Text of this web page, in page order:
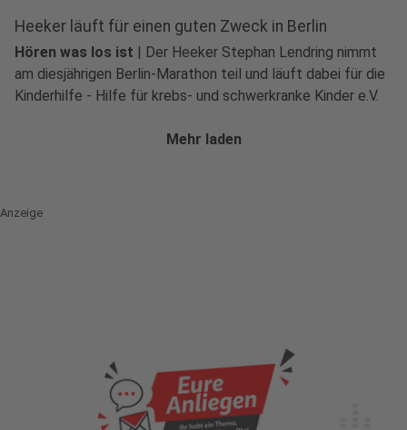
Heeker läuft für einen guten Zweck in Berlin
Hören was los ist | Der Heeker Stephan Lendring nimmt
am diesjährigen Berlin-Marathon teil und läuft dabei für die
Kinderhilfe - Hilfe für krebs- und schwerkranke Kinder e.V.
Mehr laden
Anzeige